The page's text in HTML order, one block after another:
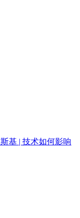
基 | 技术如何影响